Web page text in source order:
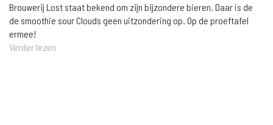
Brouwerij Lost staat bekend om zijn bijzondere bieren. Daar is de
de smoothie sour Clouds geen uitzondering op. Op de proeftafel
ermee!
Verder lezen